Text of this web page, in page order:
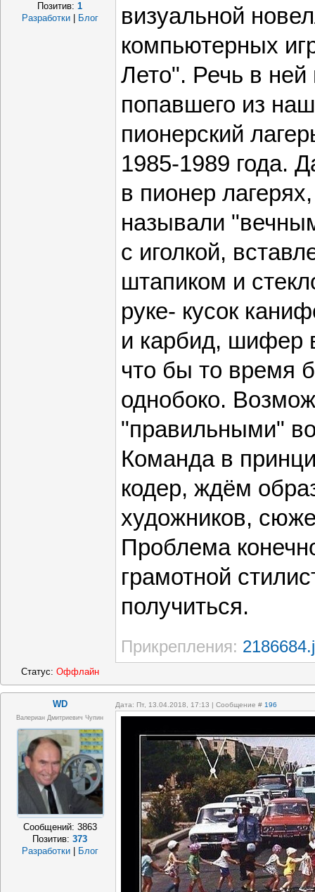
Позитив:1
Разработки
Блог
визуальной
компьютерных
Лето". Речь в ней
попавшего из
пионерский
1985-1989 года.
в пионер
называли
с иголкой,
штапиком и
руке- кусок
и карбид, шифер
что бы то время
однобоко.
"правильными"
Команда в
кодер, ждём
художников,
Проблема
грамотной
получиться.
Прикрепления:
Статус: Оффлайн
WD Дата: Пт, 13.04.2018, 17:13 | Сообщение # 196
Валериан Дмитриевич Чупин
Сообщений: 3863
Позитив:373
Разработки
Блог